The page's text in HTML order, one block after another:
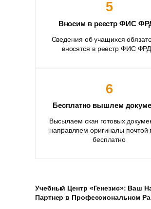
5
Вносим в реестр ФИС
Сведения об учащихся
вносятся в реестр ФИС
6
Бесплатно вышлем
Высылаем скан готовых
направляем оригиналы почтой
бесплатно
Учебный Центр «Генезис»: Ваш
Партнер в Профессиональном